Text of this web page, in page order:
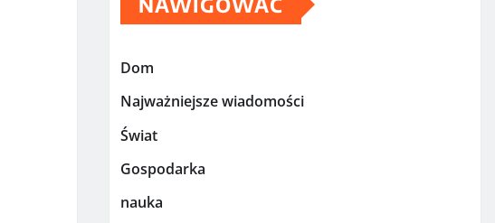
Dom
Najważniejsze wiadomości
Świat
Gospodarka
nauka